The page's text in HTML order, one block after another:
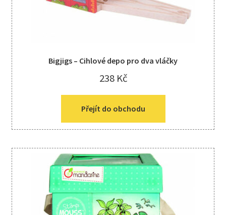
Bigjigs – Cihlové depo pro dva vláčky
238 Kč
Přejít do obchodu